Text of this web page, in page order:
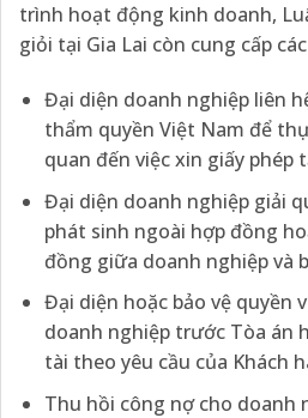
trình hoạt động kinh doanh,
giỏi tại Gia Lai còn cung cấp
Đại diện doanh nghiệp liên
thẩm quyền Việt Nam để
quan đến việc xin giấy phép
Đại diện doanh nghiệp giải
phát sinh ngoài hợp đồng
đồng giữa doanh nghiệp và
Đại diện hoặc bảo vệ quyền
doanh nghiệp trước Tòa án
tài theo yêu cầu của Khách
Thu hồi công nợ cho doanh